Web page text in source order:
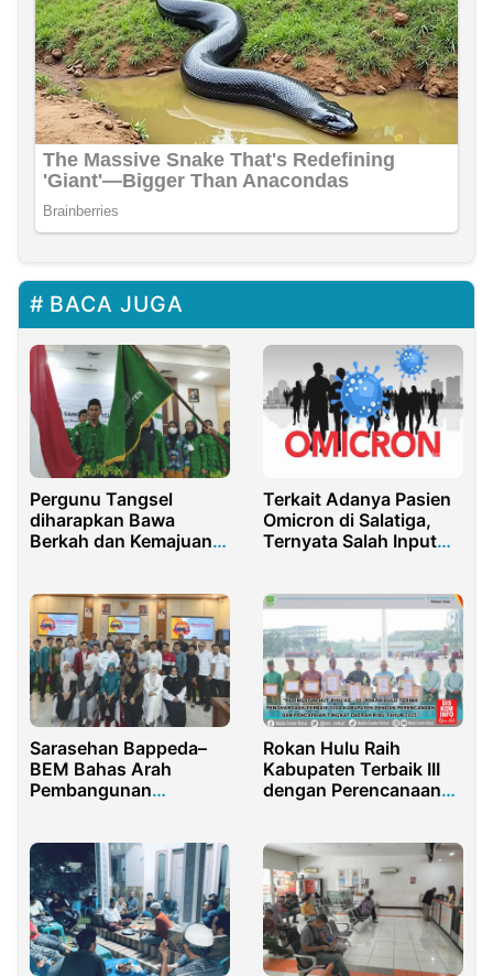
BACA JUGA
Pergunu Tangsel
diharapkan Bawa
Berkah dan Kemajuan
Terkait Adanya Pasien
Omicron di Salatiga,
Ternyata Salah Input
Sarasehan Bappeda–
BEM Bahas Arah
Pembangunan
Rokan Hulu Raih
Kabupaten Terbaik III
dengan Perencanaan